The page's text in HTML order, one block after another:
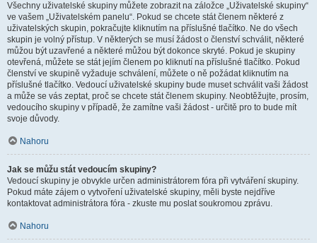
Všechny uživatelské skupiny můžete zobrazit na záložce „Uživatelské skupiny“
ve vašem „Uživatelském panelu“. Pokud se chcete stát členem některé z
uživatelských skupin, pokračujte kliknutím na příslušné tlačítko. Ne do všech
skupin je volný přístup. V některých se musí žádost o členství schválit, některé
můžou být uzavřené a některé můžou být dokonce skryté. Pokud je skupiny
otevřená, můžete se stát jejím členem po kliknutí na příslušné tlačítko. Pokud
členství ve skupině vyžaduje schválení, můžete o ně požádat kliknutím na
příslušné tlačítko. Vedoucí uživatelské skupiny bude muset schválit vaši žádost
a může se vás zeptat, proč se chcete stát členem skupiny. Neobtěžujte, prosím,
vedoucího skupiny v případě, že zamítne vaši žádost - určitě pro to bude mít
svoje důvody.
Nahoru
Jak se můžu stát vedoucím skupiny?
Vedoucí skupiny je obvykle určen administrátorem fóra při vytváření skupiny.
Pokud máte zájem o vytvoření uživatelské skupiny, měli byste nejdříve
kontaktovat administrátora fóra - zkuste mu poslat soukromou zprávu.
Nahoru